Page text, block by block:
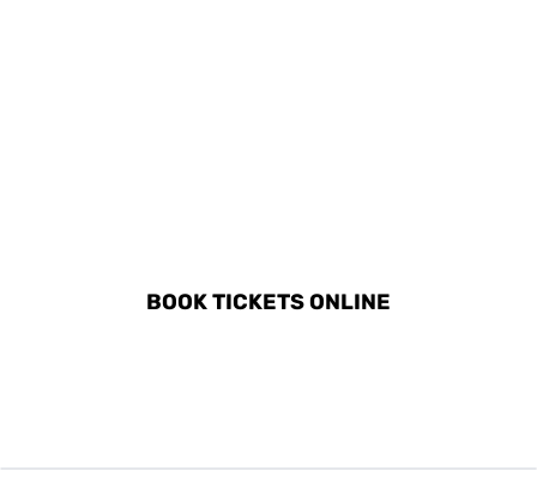
BOOK TICKETS ONLINE